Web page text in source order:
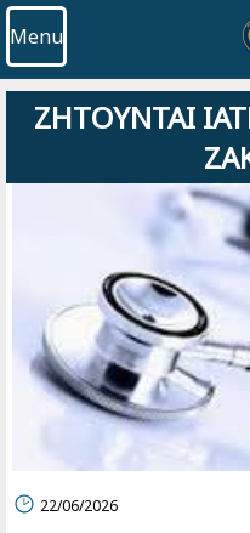
Menu
ΖΗΤΟΥΝΤΑΙ
22/06/2026